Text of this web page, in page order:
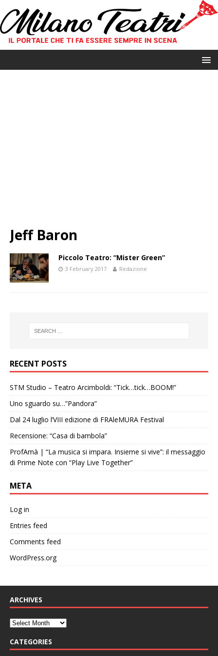
Jeff Baron
Piccolo Teatro: “Mister Green”
3 February 2017 Redazione
RECENT POSTS
STM Studio – Teatro Arcimboldi: “Tick…tick…BOOM!”
Uno sguardo su…”Pandora”
Dal 24 luglio l’VIII edizione di FRAleMURA Festival
Recensione: “Casa di bambola”
ProfAmà | “La musica si impara. Insieme si vive”: il messaggio
di Prime Note con “Play Live Together”
META
Log in
Entries feed
Comments feed
WordPress.org
ARCHIVES
CATEGORIES